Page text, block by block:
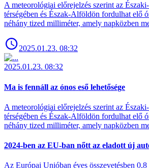
A meteorológiai előrejelzés szerint az
térségében és Észak-Alföldön fordulhat elő
néhány tized milliméter, amely napközben
2025.01.23. 08:32
2025.01.23. 08:32
Ma is fennáll az ónos eső lehetősége
A meteorológiai előrejelzés szerint az
térségében és Észak-Alföldön fordulhat elő
néhány tized milliméter, amely napközben
2024-ben az EU-ban nőtt az eladott új
Az Európai Unióban éves összevetésben